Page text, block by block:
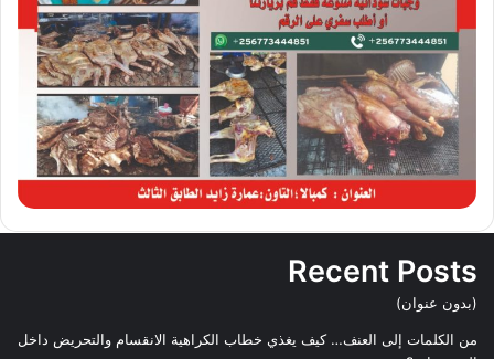
Recent Posts
(بدون عنوان)
من الكلمات إلى العنف… كيف يغذي خطاب الكراهية الانقسام والتحريض داخل